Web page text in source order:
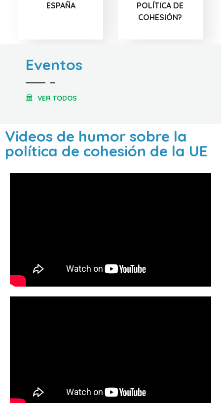
ESPAÑA
POLÍTICA DE
COHESIÓN?
Eventos
VER TODOS
Videos de humor sobre la
política de cohesión de la UE